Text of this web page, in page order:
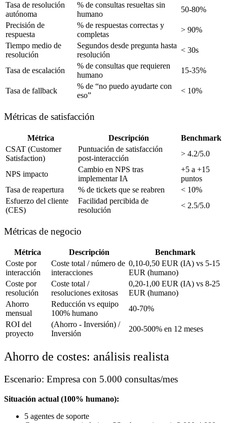
Tasa de resolución
autónoma
% de consultas resueltas sin
humano
50-80%
Precisión de
respuesta
% de respuestas correctas y
completas
> 90%
Tiempo medio de
resolución
Segundos desde pregunta hasta
resolución
< 30s
Tasa de escalación
% de consultas que requieren
humano
15-35%
Tasa de fallback
% de “no puedo ayudarte con
eso”
< 10%
Métricas de satisfacción
Métrica Descripción
Benchmark
CSAT (Customer
Satisfaction)
Puntuación de satisfacción
post-interacción
> 4.2/5.0
NPS impacto
Cambio en NPS tras
implementar IA
+5 a +15
puntos
Tasa de reapertura
% de tickets que se reabren
< 10%
Esfuerzo del cliente
(CES)
Facilidad percibida de
resolución
< 2.5/5.0
Métricas de negocio
Métrica Descripción
Benchmark
Coste por
interacción
Coste total / número de
interacciones
0,10-0,50 EUR (IA) vs 5-15
EUR (humano)
Coste por
resolución
Coste total /
resoluciones exitosas
0,20-1,00 EUR (IA) vs 8-25
EUR (humano)
Ahorro
mensual
Reducción vs equipo
100% humano
40-70%
ROI del
proyecto
(Ahorro - Inversión) /
Inversión
200-500% en 12 meses
Ahorro de costes: análisis realista
Escenario: Empresa con 5.000 consultas/mes
Situación actual (100% humano):
5 agentes de soporte